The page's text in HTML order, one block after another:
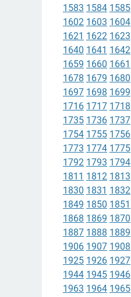
1583 1584 1585
1602 1603 1604
1621 1622 1623
1640 1641 1642
1659 1660 1661
1678 1679 1680
1697 1698 1699
1716 1717 1718
1735 1736 1737
1754 1755 1756
1773 1774 1775
1792 1793 1794
1811 1812 1813
1830 1831 1832
1849 1850 1851
1868 1869 1870
1887 1888 1889
1906 1907 1908
1925 1926 1927
1944 1945 1946
1963 1964 1965